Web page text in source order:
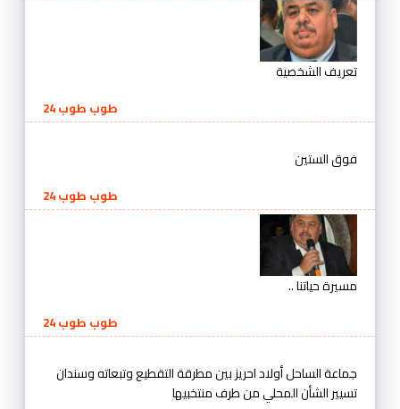
تعريف الشخصية
طوب طوب 24
فوق الستين
طوب طوب 24
مسيرة حياتنا ..
طوب طوب 24
جماعة الساحل أولاد احريز بين مطرقة التقطيع وتبعاته وسندان
تسيير الشأن المحلي من طرف منتخبيها